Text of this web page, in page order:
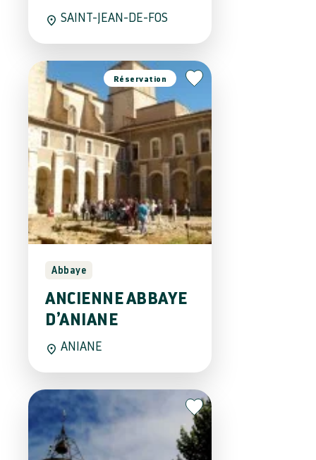
SAINT-JEAN-DE-FOS
Abbaye
ANCIENNE ABBAYE
D’ANIANE
ANIANE
Réservation